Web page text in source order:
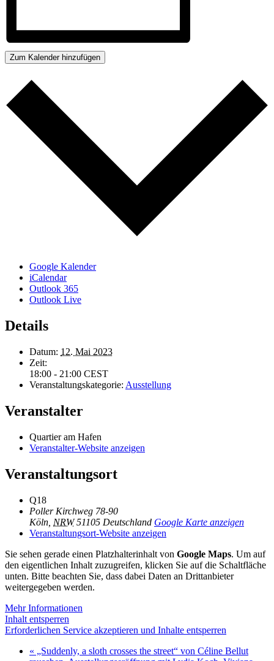
Zum Kalender hinzufügen
Google Kalender
iCalendar
Outlook 365
Outlook Live
Details
Datum: 12. Mai 2023
Zeit:
18:00 - 21:00 CEST
Veranstaltungskategorie: Ausstellung
Veranstalter
Quartier am Hafen
Veranstalter-Website anzeigen
Veranstaltungsort
Q18
Poller Kirchweg 78-90
Köln NRW 51105 Deutschland Google Karte anzeigen
Veranstaltungsort-Website anzeigen
Sie sehen gerade einen Platzhalterinhalt von Google Maps. Um auf
den eigentlichen Inhalt zuzugreifen, klicken Sie auf die Schaltfläche
unten. Bitte beachten Sie, dass dabei Daten an Drittanbieter
weitergegeben werden.
Mehr Informationen
Inhalt entsperren
Erforderlichen Service akzeptieren und Inhalte entsperren
« „Suddenly, a sloth crosses the street“ von Céline Bellut